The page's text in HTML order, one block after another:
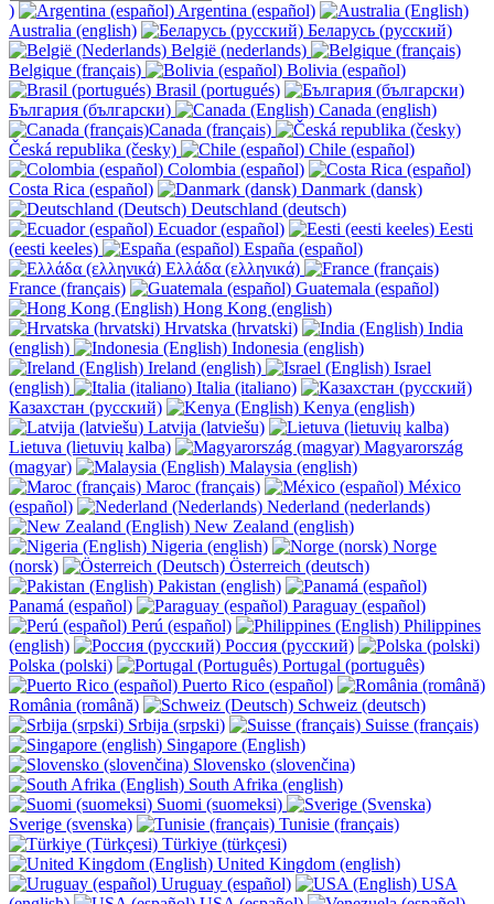
)
Argentina (español)
Australia (english)
Беларусь (русский)
België (nederlands)
Belgique (français)
Bolivia (español)
Brasil (portugués)
България (български)
Canada (english)
Canada (français)
Česká republika (česky)
Chile (español)
Colombia (español)
Costa Rica (español)
Danmark (dansk)
Deutschland (deutsch)
Ecuador (español)
Eesti
(eesti keeles)
España (español)
Ελλάδα (ελληνικά)
France (français)
Guatemala (español)
Hong Kong (english)
Hrvatska (hrvatski)
India
(english)
Indonesia (english)
Ireland (english)
Israel
(english)
Italia (italiano)
Казахстан (русский)
Kenya (english)
Latvija (latviešu)
Lietuva (lietuvių kalba)
Magyarország
(magyar)
Malaysia (english)
Maroc (français)
México
(español)
Nederland (nederlands)
New Zealand (english)
Nigeria (english)
Norge
(norsk)
Österreich (deutsch)
Pakistan (english)
Panamá (español)
Paraguay (español)
Perú (español)
Philippines
(english)
Россия (русский)
Polska (polski)
Portugal (português)
Puerto Rico (español)
România (română)
Schweiz (deutsch)
Srbija (srpski)
Suisse (français)
Singapore (English)
Slovensko (slovenčina)
South Afrika (english)
Suomi (suomeksi)
Sverige (svenska)
Tunisie (français)
Türkiye (türkçesi)
United Kingdom (english)
Uruguay (español)
USA